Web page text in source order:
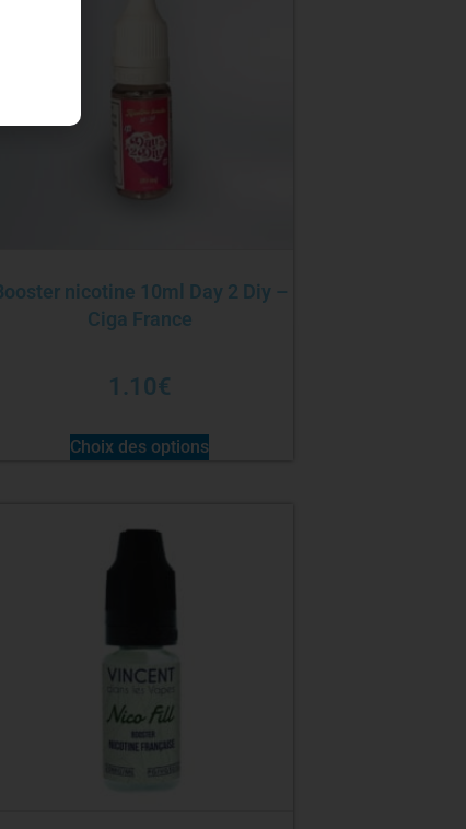
nicotine 10ml Day 2 Diy –
Ciga France
1.10€
Choix des options